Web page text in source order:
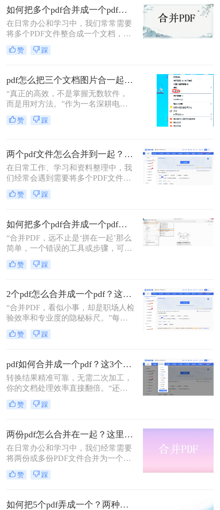
急的！”这样的场景，你是否熟悉？
如何把多个pdf合并成一个pdf？来试试这两种高效方法！
在日常办公和学习中，我们常常需要
将多个PDF文件整合成一个文档，以
便更好地管理和分享信息。那么如何
把多个pdf合并成一个pdf呢？为了帮
介绍两种简单而实用的方法来合并多
个PDF文件。
赞 踩
pdf怎么把三个文档图片合一起？三招搞定，最后一招在线即用无门槛！
“真正的高效，不是掌握无数软件，
而是用对方法。”作为一名深耕电脑
办公软件测评多年的博主，小编经常
在后台收到类似的求助：“手头有三
一个PDF文件里？”
赞 踩
两个pdf文件怎么合并到一起？一篇涵盖所有主流方法的终极指南！
在日常工作、学习和资料整理中，我
们经常会遇到需要将多个PDF文件合
并为一个的情况。无论是整合多个章
节的电子书、汇总一份报告的各个部
PDF文档，掌握高效、可靠的PDF合
并技能至关重要。市面上有许多工具
可以实现这一功能，但各有优劣。那
么两个pdf文件怎么合并到一起呢？本
文将为您详细介绍四种主流且有效的
方法，从在线工具的便捷到专业软件
求。
赞 踩
如何把多个pdf合并成一个pdf？5种高效合并方法详解！
“合并PDF，远不止是‘拼在一起’那么
简单，一个错误的工具或步骤，可能
让你精心排版的文档面目全
非。”——这是从业多年，处理过上
赞 踩
2个pdf怎么合并成一个pdf？这3个方法让你效率翻倍，安全省心！
“合并PDF，看似小事，却是职场人检
验效率和专业度的隐秘标尺。”每到
月底汇总报告、项目结案需整合多方
资料，或是自媒体朋友整理拍摄脚本
PDF文档感到头疼？手动复制粘贴？
格式全乱。
赞 踩
pdf如何合并成一个pdf？这3个免费高效方法，职场人必须掌握！
转换结果精准可靠，无需二次加工，
你的文档处理效率直接翻倍。“还在
为合并几十个PDF报告而头疼？你浪
费在重复操作上的时间，够你学一个
评领域深耕多年的小编，我见过太多
职场朋友被基础的文档处理问题绊住
手脚。那么pdf如何合并成一个pdf
呢？
赞 踩
两份pdf怎么合并在一起？这里分享4个合并方法！
在日常办公和学习中，我们经常需要
将两份或多份PDF文件合并为一个，
以便于查阅、分享和存储。那么两份
pdf怎么合并在一起呢？本文将介绍四
您轻松完成PDF合并任务。
赞 踩
如何把5个pdf弄成一个？两种实用方法详解分享！